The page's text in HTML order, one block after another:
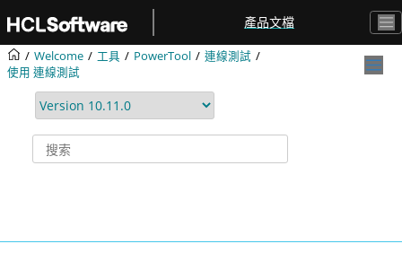
產品文檔
Welcome 工具 PowerTool
連線測試
使用 連線測試